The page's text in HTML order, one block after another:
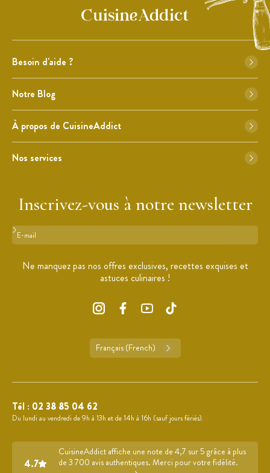
Besoin d'aide ?
Notre Blog
À propos de CuisineAddict
Nos services
Inscrivez-vous à notre newsletter
Format : adresse@email.com
Ne manquez pas nos offres exclusives, recettes exquises et
astuces culinaires !
Français (French)
Tél : 02 38 85 04 62
Du lundi au vendredi de 9h à 13h et de 14h à 16h (sauf jours fériés).
4.7
CuisineAddict affiche une note de 4,7 sur 5 grâce à plus
de 3 700 avis authentiques. Merci pour votre fidélité.